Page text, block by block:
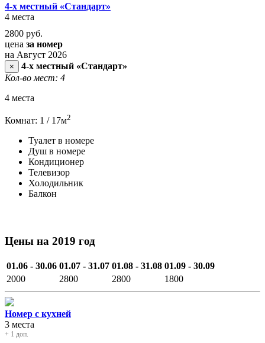
4-х местный «Стандарт»
4 места
2800 руб.
цена за номер
на Август 2026
×
4-х местный «Стандарт»
Кол-во мест: 4
4 места
Комнат: 1 / 17м2
Туалет в номере
Душ в номере
Кондиционер
Телевизор
Холодильник
Балкон
Цены на 2019 год
01.06 - 30.06 01.07 - 31.07 01.08 - 31.08 01.09 - 30.09
2000
2800 2800 1800
Номер с кухней
3 места
+ 1 доп.